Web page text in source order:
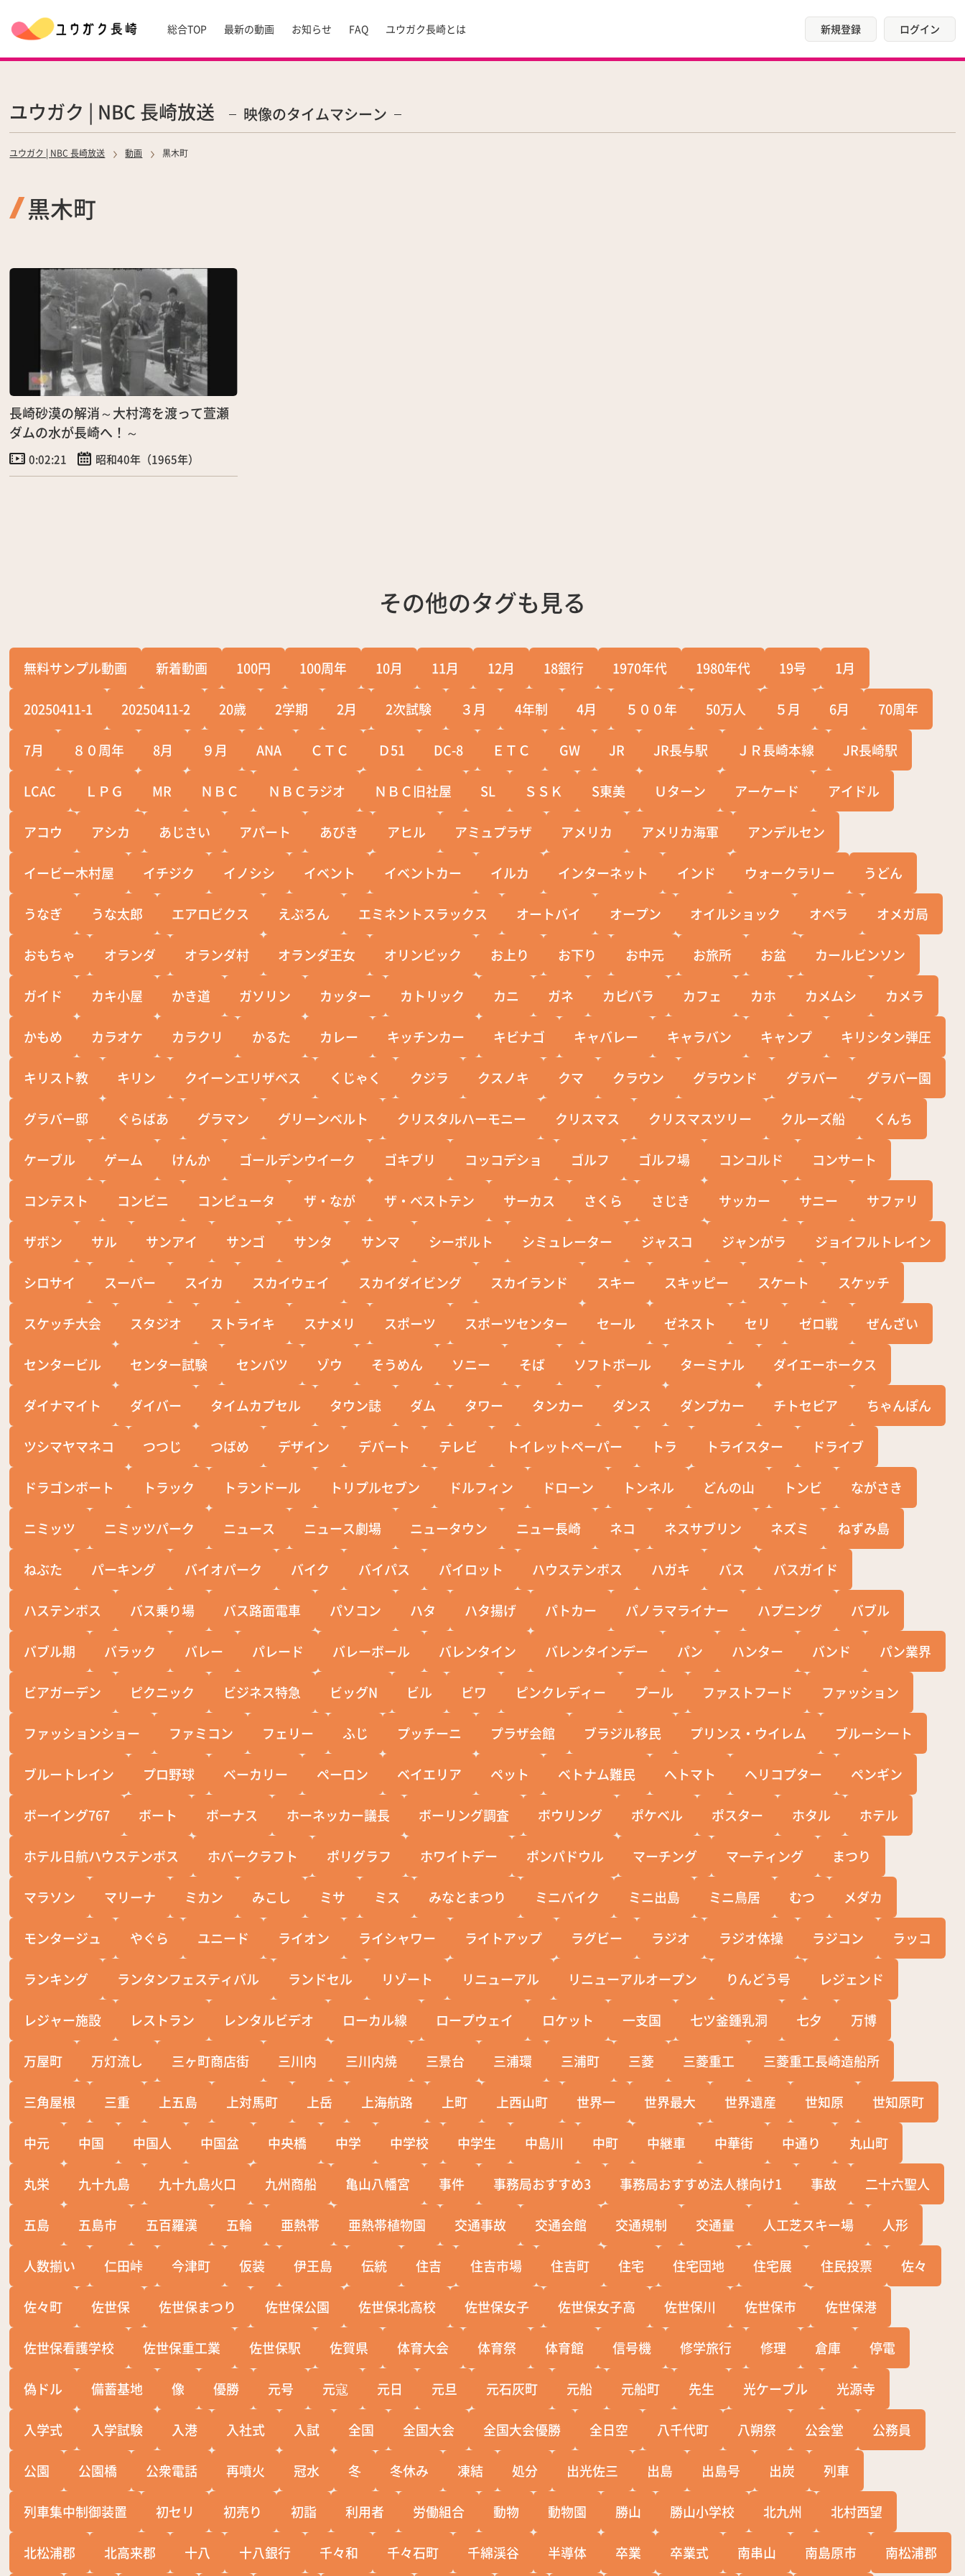
総合TOP 最新の動画 お知らせ FAQ ユウガク長崎とは 新規登録 ログイン
ユウガク | NBC 長崎放送 映像のタイムマシーン
ユウガク | NBC 長崎放送 動画 黒木町
黒木町
長崎砂漠の解消～大村湾を渡って萱瀬
ダムの水が長崎へ！～
0:02:21 昭和40年（1965年）
その他のタグも見る
無料サンプル動画 新着動画 100円 100周年 10月 11月 12月 18銀行 1970年代 1980年代 19号 1月
20250411-1 20250411-2 20歳 2学期 2月 2次試験 ３月 4年制 4月 ５００年 50万人 ５月 6月 70周年
7月 ８０周年 8月 ９月 ANA ＣＴＣ Ｄ51 DC-8 ＥＴＣ GW JR JR長与駅 ＪＲ長崎本線 JR長崎駅
LCAC ＬＰＧ MR ＮＢＣ ＮＢＣラジオ ＮＢＣ旧社屋 SL ＳＳＫ S東美 Ｕターン アーケード アイドル
アコウ アシカ あじさい アパート あびき アヒル アミュプラザ アメリカ アメリカ海軍 アンデルセン
イービー木村屋 イチジク イノシシ イベント イベントカー イルカ インターネット インド ウォークラリー うどん
うなぎ うな太郎 エアロビクス えぷろん エミネントスラックス オートバイ オープン オイルショック オペラ オメガ局
おもちゃ オランダ オランダ村 オランダ王女 オリンピック お上り お下り お中元 お旅所 お盆 カールビンソン
ガイド カキ小屋 かき道 ガソリン カッター カトリック カニ ガネ カピバラ カフェ カホ カメムシ カメラ
かもめ カラオケ カラクリ かるた カレー キッチンカー キビナゴ キャバレー キャラバン キャンプ キリシタン弾圧
キリスト教 キリン クイーンエリザベス くじゃく クジラ クスノキ クマ クラウン グラウンド グラバー グラバー園
グラバー邸 ぐらばあ グラマン グリーンベルト クリスタルハーモニー クリスマス クリスマスツリー クルーズ船 くんち
ケーブル ゲーム けんか ゴールデンウイーク ゴキブリ コッコデショ ゴルフ ゴルフ場 コンコルド コンサート
コンテスト コンビニ コンピュータ ザ・なが ザ・ベストテン サーカス さくら さじき サッカー サニー サファリ
ザボン サル サンアイ サンゴ サンタ サンマ シーボルト シミュレーター ジャスコ ジャンがラ ジョイフルトレイン
シロサイ スーパー スイカ スカイウェイ スカイダイビング スカイランド スキー スキッピー スケート スケッチ
スケッチ大会 スタジオ ストライキ スナメリ スポーツ スポーツセンター セール ゼネスト セリ ゼロ戦 ぜんざい
センタービル センター試験 センバツ ゾウ そうめん ソニー そば ソフトボール ターミナル ダイエーホークス
ダイナマイト ダイバー タイムカプセル タウン誌 ダム タワー タンカー ダンス ダンプカー チトセピア ちゃんぽん
ツシマヤマネコ つつじ つばめ デザイン デパート テレビ トイレットペーパー トラ トライスター ドライブ
ドラゴンボート トラック トランドール トリプルセブン ドルフィン ドローン トンネル どんの山 トンビ ながさき
ニミッツ ニミッツパーク ニュース ニュース劇場 ニュータウン ニュー長崎 ネコ ネスサブリン ネズミ ねずみ島
ねぶた パーキング バイオパーク バイク バイパス パイロット ハウステンボス ハガキ バス バスガイド
ハステンボス バス乗り場 バス路面電車 パソコン ハタ ハタ揚げ パトカー パノラマライナー ハプニング バブル
バブル期 バラック バレー パレード バレーボール バレンタイン バレンタインデー パン ハンター バンド パン業界
ビアガーデン ピクニック ビジネス特急 ビッグN ビル ビワ ピンクレディー プール ファストフード ファッション
ファッションショー ファミコン フェリー ふじ プッチーニ プラザ会館 ブラジル移民 プリンス・ウイレム ブルーシート
ブルートレイン プロ野球 ベーカリー ペーロン ベイエリア ペット ベトナム難民 へトマト ヘリコプター ペンギン
ボーイング767 ボート ボーナス ホーネッカー議長 ボーリング調査 ボウリング ポケベル ポスター ホタル ホテル
ホテル日航ハウステンボス ホバークラフト ポリグラフ ホワイトデー ポンパドウル マーチング マーティング まつり
マラソン マリーナ ミカン みこし ミサ ミス みなとまつり ミニバイク ミニ出島 ミニ鳥居 むつ メダカ
モンタージュ やぐら ユニード ライオン ライシャワー ライトアップ ラグビー ラジオ ラジオ体操 ラジコン ラッコ
ランキング ランタンフェスティバル ランドセル リゾート リニューアル リニューアルオープン りんどう号 レジェンド
レジャー施設 レストラン レンタルビデオ ローカル線 ロープウェイ ロケット 一支国 七ツ釜鍾乳洞 七夕 万博
万屋町 万灯流し 三ヶ町商店街 三川内 三川内焼 三景台 三浦環 三浦町 三菱 三菱重工 三菱重工長崎造船所
三角屋根 三重 上五島 上対馬町 上岳 上海航路 上町 上西山町 世界一 世界最大 世界遺産 世知原 世知原町
中元 中国 中国人 中国盆 中央橋 中学 中学校 中学生 中島川 中町 中継車 中華街 中通り 丸山町
丸栄 九十九島 九十九島火口 九州商船 亀山八幡宮 事件 事務局おすすめ3 事務局おすすめ法人様向け1 事故 二十六聖人
五島 五島市 五百羅漢 五輪 亜熱帯 亜熱帯植物園 交通事故 交通会館 交通規制 交通量 人工芝スキー場 人形
人数揃い 仁田峠 今津町 仮装 伊王島 伝統 住吉 住吉市場 住吉町 住宅 住宅団地 住宅展 住民投票 佐々
佐々町 佐世保 佐世保まつり 佐世保公園 佐世保北高校 佐世保女子 佐世保女子高 佐世保川 佐世保市 佐世保港
佐世保看護学校 佐世保重工業 佐世保駅 佐賀県 体育大会 体育祭 体育館 信号機 修学旅行 修理 倉庫 停電
偽ドル 備蓄基地 像 優勝 元号 元寇 元日 元旦 元石灰町 元船 元船町 先生 光ケーブル 光源寺
入学式 入学試験 入港 入社式 入試 全国 全国大会 全国大会優勝 全日空 八千代町 八朔祭 公会堂 公務員
公園 公園橋 公衆電話 再噴火 冠水 冬 冬休み 凍結 処分 出光佐三 出島 出島号 出炭 列車
列車集中制御装置 初セリ 初売り 初詣 利用者 労働組合 動物 動物園 勝山 勝山小学校 北九州 北村西望
北松浦郡 北高来郡 十八 十八銀行 千々和 千々石町 千綿渓谷 半導体 卒業 卒業式 南串山 南島原市 南松浦郡